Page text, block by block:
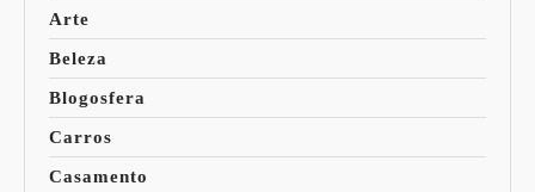
Arte
Beleza
Blogosfera
Carros
Casamento